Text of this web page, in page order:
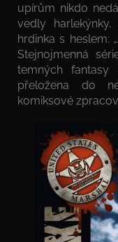
upírům nikdo
vedly
hrdinka s heslem:
Stejnojmenná
temných
přeložena do
komiksové